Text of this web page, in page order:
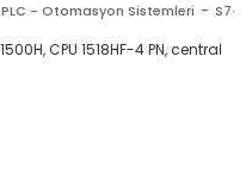
PLC - Otomasyon Sistemleri S7-